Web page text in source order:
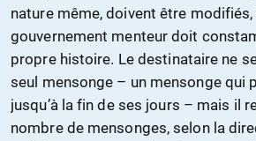
nature même, doivent être modifiés,
gouvernement menteur doit
propre histoire. Le destinataire ne
seul mensonge – un mensonge qui
jusqu’à la fin de ses jours – mais il
nombre de mensonges, selon la